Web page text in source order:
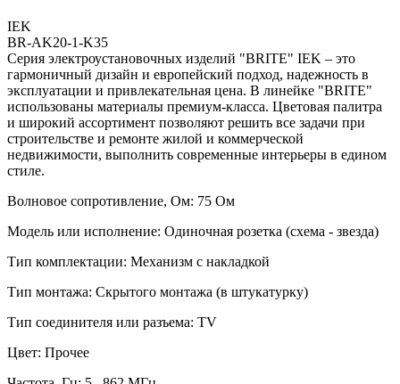
IEK
BR-AK20-1-K35
Серия электроустановочных изделий "BRITE" IEK – это
гармоничный дизайн и европейский подход, надежность в
эксплуатации и привлекательная цена. В линейке "BRITE"
использованы материалы премиум-класса. Цветовая палитра
и широкий ассортимент позволяют решить все задачи при
строительстве и ремонте жилой и коммерческой
недвижимости, выполнить современные интерьеры в едином
стиле.
Волновое сопротивление, Ом: 75 Ом
Модель или исполнение: Одиночная розетка (схема - звезда)
Тип комплектации: Механизм с накладкой
Тип монтажа: Скрытого монтажа (в штукатурку)
Тип соединителя или разъема: TV
Цвет: Прочее